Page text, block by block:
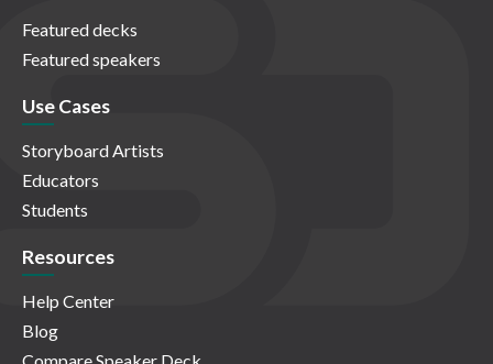
Featured decks
Featured speakers
Use Cases
Storyboard Artists
Educators
Students
Resources
Help Center
Blog
Compare Speaker Deck